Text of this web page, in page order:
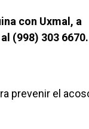
con Uxmal, a
(998) 303 6670.
prevenir el